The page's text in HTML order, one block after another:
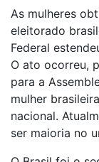
As mulheres
eleitorado
Federal
O ato ocorreu,
para a
mulher
nacional.
ser maioria no